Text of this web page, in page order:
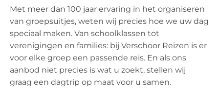
Met meer dan 100 jaar ervaring in het organiseren
van groepsuitjes, weten wij precies hoe we uw dag
speciaal maken. Van schoolklassen tot
verenigingen en families: bij Verschoor Reizen is er
voor elke groep een passende reis. En als ons
aanbod niet precies is wat u zoekt, stellen wij
graag een dagtrip op maat voor u samen.